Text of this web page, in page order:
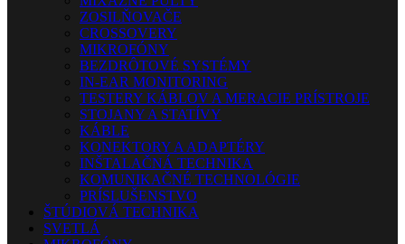
ZOSILŇOVAČE
CROSSOVERY
MIKROFÓNY
BEZDRÔTOVÉ SYSTÉMY
IN-EAR MONITORING
TESTERY KÁBLOV A MERACIE PRÍSTROJE
STOJANY A STATÍVY
KÁBLE
KONEKTORY A ADAPTÉRY
INŠTALAČNÁ TECHNIKA
KOMUNIKAČNÉ TECHNOLÓGIE
PRÍSLUŠENSTVO
ŠTÚDIOVÁ TECHNIKA
SVETLÁ